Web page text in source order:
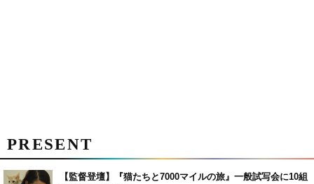
PRESENT
【監督登壇】『猫たちと7000マイルの旅』一般試写会に10組